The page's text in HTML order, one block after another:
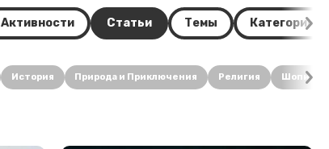
Активности Статьи Темы Категории
История Природа и Приключения Религия Шопинг